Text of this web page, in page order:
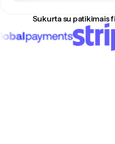
Sukurta su patikimais